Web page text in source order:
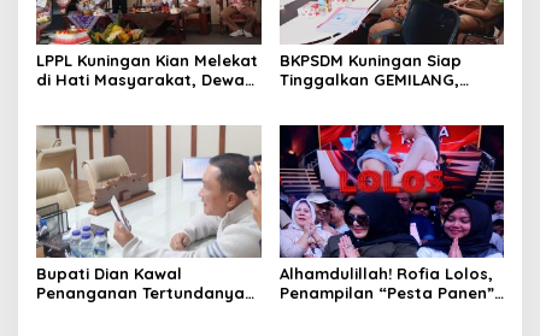
LPPL Kuningan Kian Melekat
di Hati Masyarakat, Dewas
BKPSDM Kuningan Siap
Tinggalkan GEMILANG,
ASN
Bupati Dian Kawal
Penanganan Tertundanya
Alhamdulillah! Rofia Lolos,
Penampilan “Pesta Panen”